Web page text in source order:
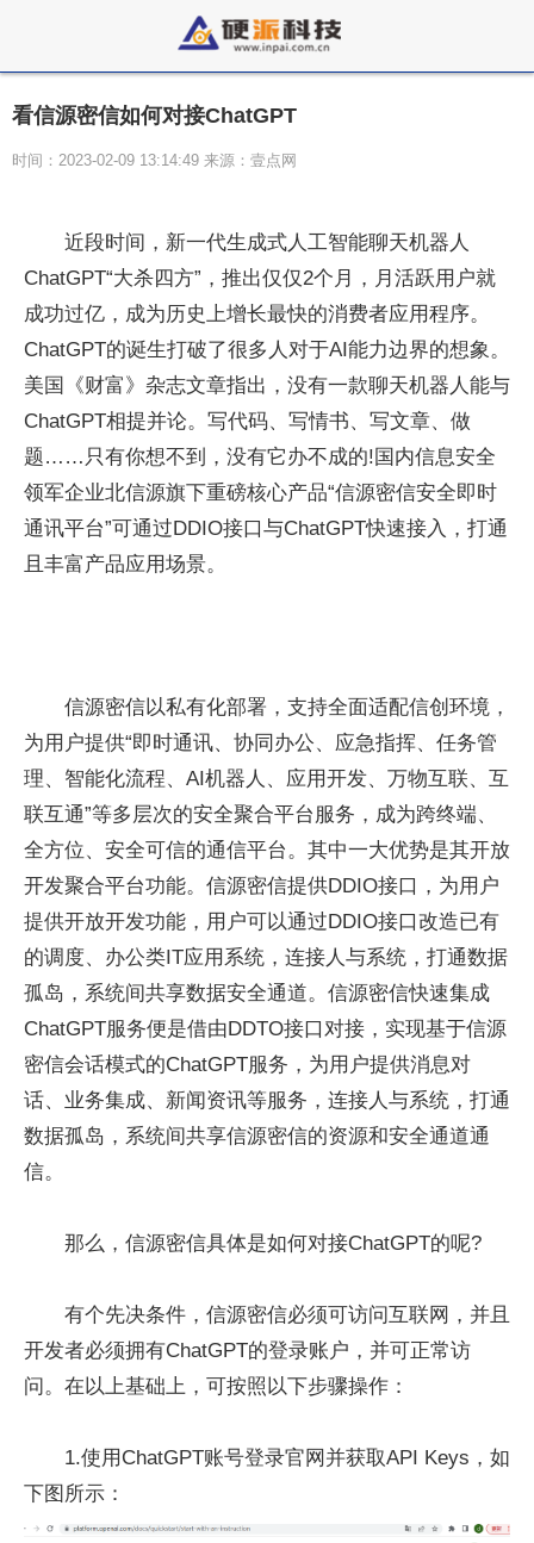
看信源密信如何对接ChatGPT
时间：2023-02-09 13:14:49 来源：壹点网
近段时间，新一代生成式人工智能聊天机器人
ChatGPT“大杀四方”，推出仅仅2个月，月活跃用户就
成功过亿，成为历史上增长最快的消费者应用程序。
ChatGPT的诞生打破了很多人对于AI能力边界的想象。
美国《财富》杂志文章指出，没有一款聊天机器人能与
ChatGPT相提并论。写代码、写情书、写文章、做
题……只有你想不到，没有它办不成的!国内信息安全
领军企业北信源旗下重磅核心产品“信源密信安全即时
通讯平台”可通过DDIO接口与ChatGPT快速接入，打通
且丰富产品应用场景。
信源密信以私有化部署，支持全面适配信创环境，
为用户提供“即时通讯、协同办公、应急指挥、任务管
理、智能化流程、AI机器人、应用开发、万物互联、互
联互通”等多层次的安全聚合平台服务，成为跨终端、
全方位、安全可信的通信平台。其中一大优势是其开放
开发聚合平台功能。信源密信提供DDIO接口，为用户
提供开放开发功能，用户可以通过DDIO接口改造已有
的调度、办公类IT应用系统，连接人与系统，打通数据
孤岛，系统间共享数据安全通道。信源密信快速集成
ChatGPT服务便是借由DDTO接口对接，实现基于信源
密信会话模式的ChatGPT服务，为用户提供消息对
话、业务集成、新闻资讯等服务，连接人与系统，打通
数据孤岛，系统间共享信源密信的资源和安全通道通
信。
那么，信源密信具体是如何对接ChatGPT的呢?
有个先决条件，信源密信必须可访问互联网，并且
开发者必须拥有ChatGPT的登录账户，并可正常访
问。在以上基础上，可按照以下步骤操作：
1.使用ChatGPT账号登录官网并获取API Keys，如
下图所示：